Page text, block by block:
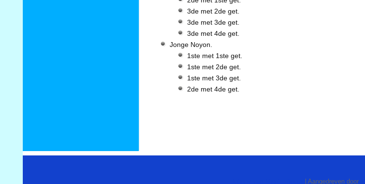
3de met 2de get.
3de met 3de get.
3de met 4de get.
Jonge Noyon.
1ste met 1ste get.
1ste met 2de get.
1ste met 3de get.
2de met 4de get.
| Aangedreven door